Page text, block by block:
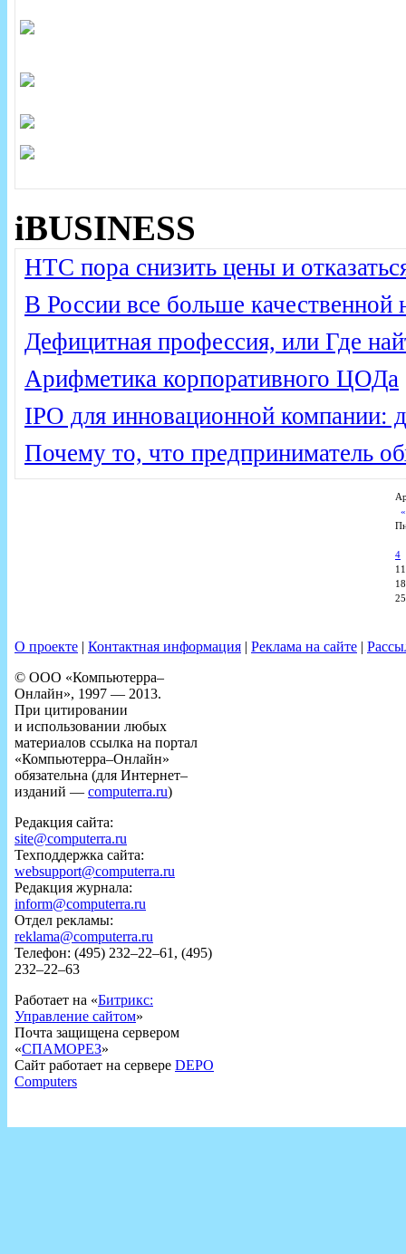
iBUSINESS
HTC пора снизить цены и
В России все больше качественной
Дефицитная профессия, или Где
Арифметика корпоративного ЦОДа
IPO для инновационной компании:
Почему то, что предприниматель
4
11
18
25
О проекте | Контактная информация | Реклама на сайте |
© ООО «Компьютерра–
Онлайн», 1997 — 2013.
При цитировании
и использовании любых
материалов ссылка на портал
«Компьютерра–Онлайн»
обязательна (для Интернет–
изданий — computerra.ru)
Редакция сайта:
site@computerra.ru
Техподдержка сайта:
websupport@computerra.ru
Редакция журнала:
inform@computerra.ru
Отдел рекламы:
reklama@computerra.ru
Телефон: (495) 232–22–61, (495)
232–22–63
Работает на «Битрикс:
Управление сайтом»
Почта защищена сервером
«СПАМОРЕЗ»
Сайт работает на сервере DEPO
Computers